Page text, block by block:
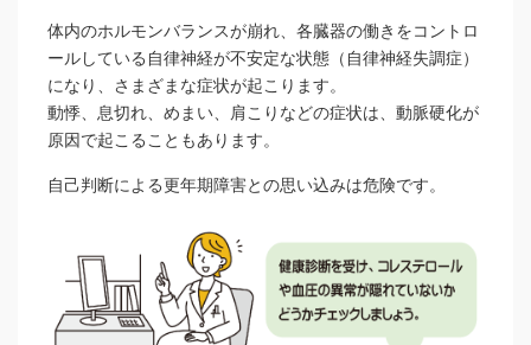
体内のホルモンバランスが崩れ、各臓器の働きをコントロ
ールしている自律神経が不安定な状態（自律神経失調症）
になり、さまざまな症状が起こります。
動悸、息切れ、めまい、肩こりなどの症状は、動脈硬化が
原因で起こることもあります。
自己判断による更年期障害との思い込みは危険です。